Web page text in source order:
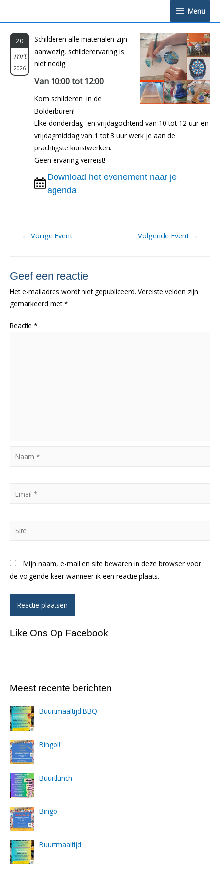
Menu
Menu
20
mrt
2026
Schilderen alle materialen zijn
aanwezig, schilderervaring is
niet nodig.
Van 10:00 tot 12:00
Kom schilderen in de
Bolderburen!
Elke donderdag- en vrijdagochtend van 10 tot 12 uur en
vrijdagmiddag van 1 tot 3 uur werk je aan de
prachtigste kunstwerken.
Geen ervaring verreist!
Download het evenement naar je
agenda
Berichtnavigatie
← Vorige Event Volgende Event →
Geef een reactie
Het e-mailadres wordt niet gepubliceerd. Vereiste velden zijn
gemarkeerd met*
Reactie *
Naam
Mijn naam, e-mail en site bewaren in deze browser voor
de volgende keer wanneer ik een reactie plaats.
Like Ons Op Facebook
Meest recente berichten
Buurtmaaltijd BBQ
Bingo!!
Buurtlunch
Bingo
Buurtmaaltijd